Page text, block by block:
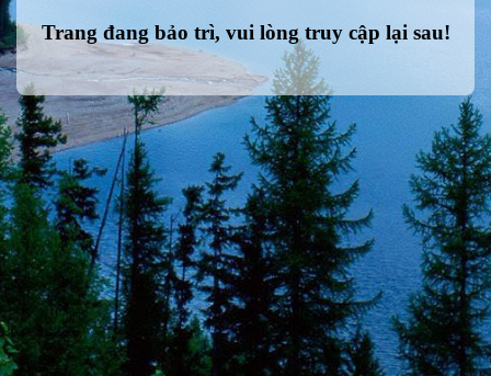
Trang đang bảo trì, vui lòng truy cập lại sau!